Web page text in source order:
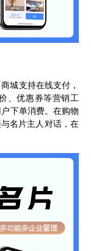
城支持在线支付，
、优惠券等营销工
下单消费。在购物
名片主人对话，在